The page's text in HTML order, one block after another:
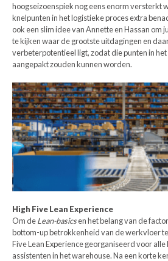
hoogseizoenspiek nog eens enorm versterkt
knelpunten in het logistieke proces extra
ook een slim idee van Annette en Hassan om
te kijken waar de grootste uitdagingen en
verbeterpotentieel ligt, zodat die punten in
aangepakt zouden kunnen worden.
High Five Lean Experience
Om deLean-basicsen het belang van de
bottom-up betrokkenheid van de werkvloer
Five Lean Experience georganiseerd voor
assistenten in het warehouse. Na een korte